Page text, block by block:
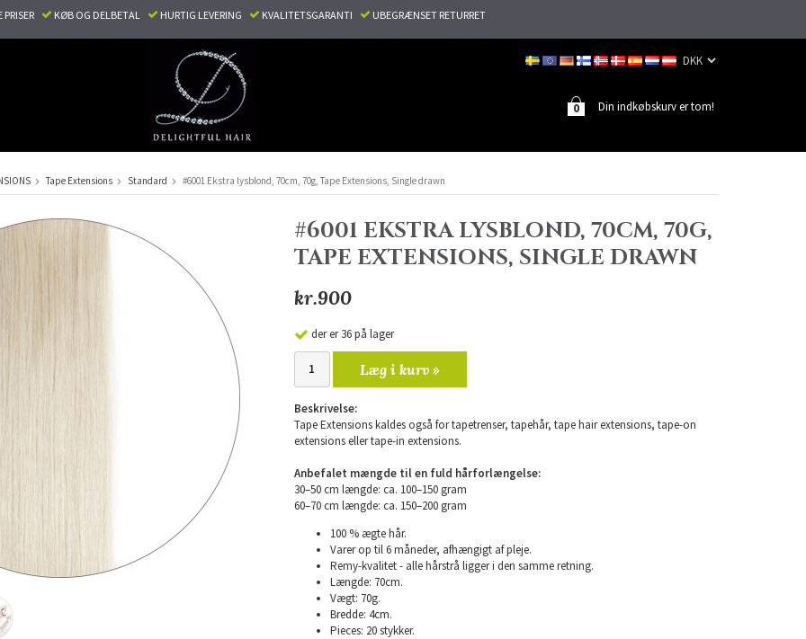
KØB OG DELBETAL HURTIG LEVERING KVALITETSGARANTI UBEGRÆNSET RETURRET
Din indkøbskurv er tom!
0
Tape Extensions Standard #6001 Ekstra lysblond, 70cm, 70g, Tape Extensions, Single drawn
#6001 EKSTRA LYSBLOND, 70CM, 70G,
TAPE EXTENSIONS, SINGLE DRAWN
kr.900
der er 36 på lager
Læg i kurv »
Beskrivelse:
Tape Extensions kaldes også for tapetrenser, tapehår, tape hair extensions, tape-on
extensions eller tape-in extensions.
Anbefalet mængde til en fuld hårforlængelse:
30–50 cm længde: ca. 100–150 gram
60–70 cm længde: ca. 150–200 gram
100 % ægte hår.
Varer op til 6 måneder, afhængigt af pleje.
Remy-kvalitet - alle hårstrå ligger i den samme retning.
Længde: 70cm.
Vægt: 70g.
Bredde: 4cm.
Pieces: 20 stykker.